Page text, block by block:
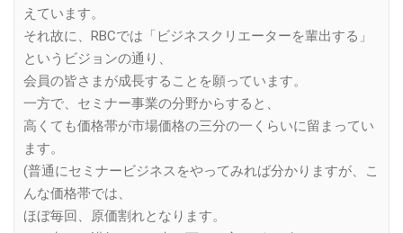
えています。
それ故に、RBCでは「ビジネスクリエーターを輩出する」
というビジョンの通り、
会員の皆さまが成長することを願っています。
一方で、セミナー事業の分野からすると、
高くても価格帯が市場価格の三分の一くらいに留まってい
ます。
(普通にセミナービジネスをやってみれば分かりますが、こ
んな価格帯では、
ほぼ毎回、原価割れとなります。